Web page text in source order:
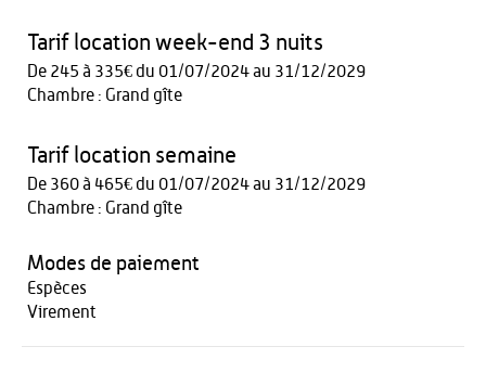
Tarif location week-end 3 nuits
De 245 à 335€ du 01/07/2024 au 31/12/2029
Chambre : Grand gîte
Tarif location semaine
De 360 à 465€ du 01/07/2024 au 31/12/2029
Chambre : Grand gîte
Modes de paiement
Espèces
Virement